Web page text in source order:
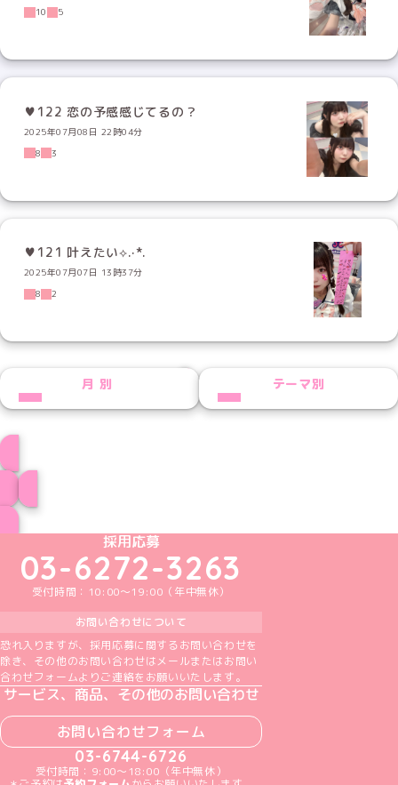
10
5
♥122 恋の予感感じてるの？
2025年07月08日 22時04分
8
3
♥121 叶えたい⟡.·*.
2025年07月07日 13時37分
8
2
NEXT
月別 テーマ別
めいどりーみんTikTok公式アカウント
めいどりーみんX公式アカウント
めいどりーみんInstagram公式アカウント
めいどりーみんFacebook公式アカウン
めいどりーみんYouTube公式アカ
採用応募
03-6272-3263
受付時間：10:00～19:00（年中無休）
お問い合わせについて
恐れ入りますが、採用応募に関するお問い合わせを
除き、その他のお問い合わせはメールまたはお問い
合わせフォームよりご連絡をお願いいたします。
サービス、商品、その他のお問い合わせ
お問い合わせフォーム
03-6744-6726
受付時間：9:00～18:00（年中無休）